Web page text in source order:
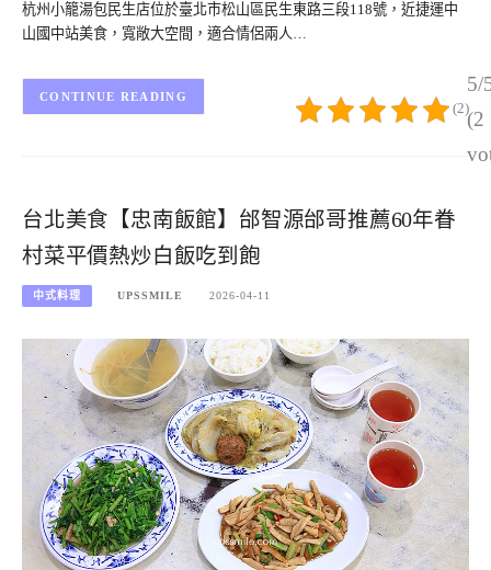
杭州小籠湯包民生店位於臺北市松山區民生東路三段118號，近捷運中
山國中站美食，寬敞大空間，適合情侶兩人…
5/
(2
(2)
CONTINUE READING
台北美食【忠南飯館】邰智源邰哥推薦60年眷
村菜平價熱炒白飯吃到飽
中式料理 UPSSMILE 2026-04-11